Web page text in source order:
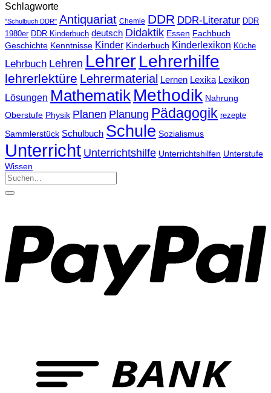
Schlagworte
"Schulbuch DDR" Antiquariat Chemie DDR DDR-Literatur DDR
1980er DDR Kinderbuch deutsch Didaktik Essen Fachbuch
Geschichte Kenntnisse Kinder Kinderbuch Kinderlexikon Küche
Lehrbuch Lehren LehrerLehrerhilfe
lehrerlektüre Lehrermaterial Lernen Lexika Lexikon
Lösungen Mathematik Methodik Nahrung
Oberstufe Physik Planen Planung Pädagogik rezepte
Sammlerstück Schulbuch Schule Sozialismus
Unterricht Unterrichtshilfe Unterrichtshilfen Unterstufe
Wissen
Suchen
nach: